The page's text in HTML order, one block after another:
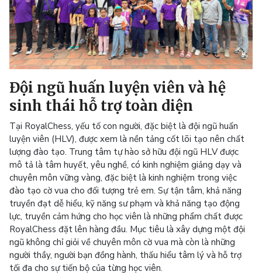
Đội ngũ huấn luyện viên và hệ
sinh thái hỗ trợ toàn diện
Tại RoyalChess, yếu tố con người, đặc biệt là đội ngũ huấn
luyện viên (HLV), được xem là nền tảng cốt lõi tạo nên chất
lượng đào tạo. Trung tâm tự hào sở hữu đội ngũ HLV được
mô tả là tâm huyết, yêu nghề, có kinh nghiệm giảng dạy và
chuyên môn vững vàng, đặc biệt là kinh nghiệm trong việc
đào tạo cờ vua cho đối tượng trẻ em. Sự tận tâm, khả năng
truyền đạt dễ hiểu, kỹ năng sư phạm và khả năng tạo động
lực, truyền cảm hứng cho học viên là những phẩm chất được
RoyalChess đặt lên hàng đầu. Mục tiêu là xây dựng một đội
ngũ không chỉ giỏi về chuyên môn cờ vua mà còn là những
người thầy, người bạn đồng hành, thấu hiểu tâm lý và hỗ trợ
tối đa cho sự tiến bộ của từng học viên.